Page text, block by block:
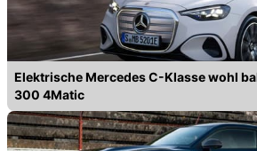
Elektrische Mercedes C-Klasse wohl
300 4Matic